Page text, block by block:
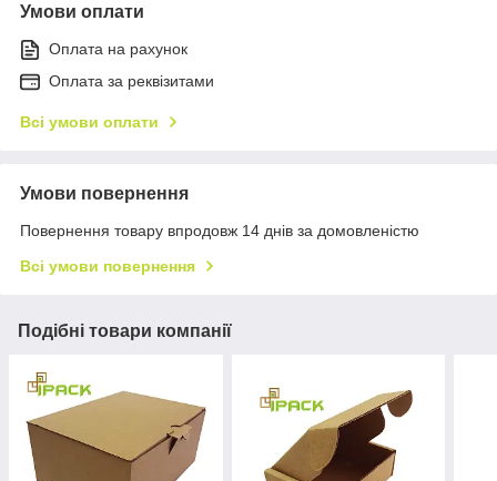
Умови оплати
Оплата на рахунок
Оплата за реквізитами
Всі умови оплати
Умови повернення
Повернення товару впродовж 14 днів за домовленістю
Всі умови повернення
Подібні товари компанії